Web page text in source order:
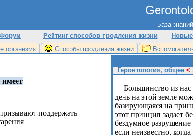
База
Форум
Рейтинг способов продления жизни
организма Способы продления жизни
имеет
поддержать
Геронтология, общее <
Большинство из
день на этой земле
базирующаяся на
этот принцип задает
бездумное разрушение
если неизвестно,